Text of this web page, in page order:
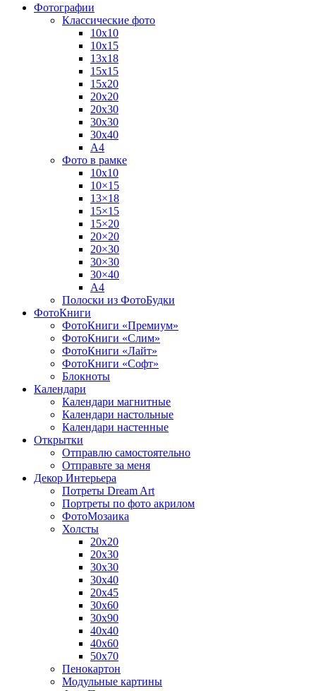
Фотографии
Классические фото
10х10
10х15
13х18
15х15
15х20
20х20
20х30
30х30
30х40
А4
Фото в рамке
10х10
10×15
13×18
15×15
15×20
20×20
20×30
30×30
30×40
A4
Полоски из ФотоБудки
ФотоКниги
ФотоКниги «Премиум»
ФотоКниги «Слим»
ФотоКниги «Лайт»
ФотоКниги «Софт»
Блокноты
Календари
Календари магнитные
Календари настольные
Календари настенные
Открытки
Отправлю самостоятельно
Отправьте за меня
Декор Интерьера
Потреты Dream Art
Портреты по фото акрилом
ФотоМозаика
Холсты
20х20
20х30
30х30
30х40
20х45
30х60
30х90
40х40
40х60
50х70
Пенокартон
Модульные картины